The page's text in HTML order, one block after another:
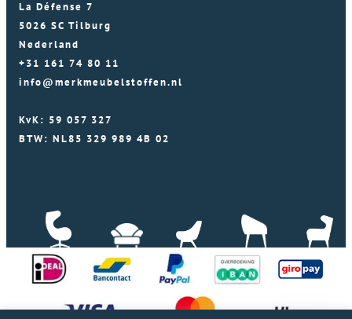
La Défense 7
5026 SC Tilburg
Nederland
+31 161 74 80 11
info@merkmeubelstoffen.nl
KvK: 59 057 327
BTW: NL85 329 989 4B 02